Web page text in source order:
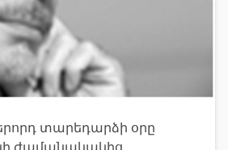
տարեդարձի օրը
ժամանակակից